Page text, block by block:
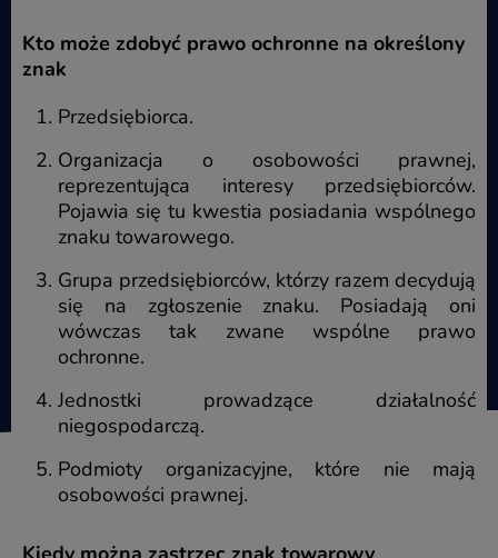
Kto może zdobyć prawo ochronne na określony
znak
Przedsiębiorca.
Organizacja o osobowości prawnej,
reprezentująca interesy przedsiębiorców.
Pojawia się tu kwestia posiadania wspólnego
znaku towarowego.
Grupa przedsiębiorców, którzy razem decydują
się na zgłoszenie znaku. Posiadają oni
wówczas tak zwane wspólne prawo
ochronne.
Jednostki prowadzące działalność
niegospodarczą.
Podmioty organizacyjne, które nie mają
osobowości prawnej.